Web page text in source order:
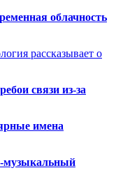
облачность
рассказывает о
связи из-за
имена
музыкальный